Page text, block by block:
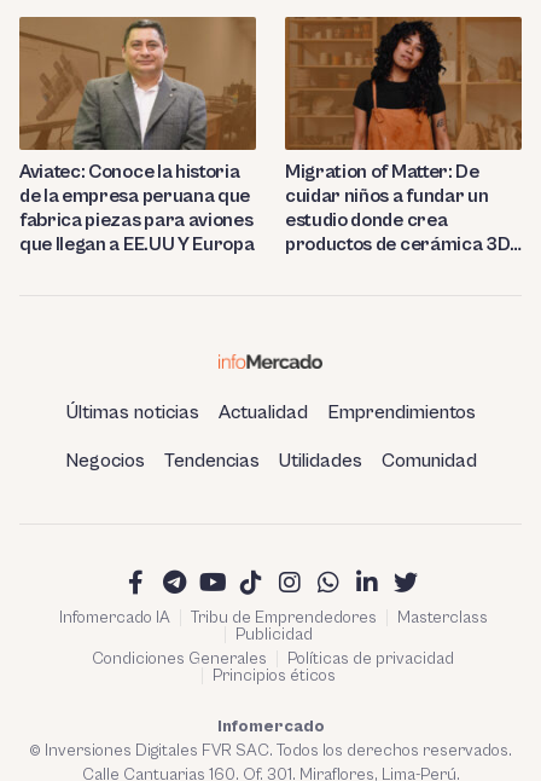
en Perú
Huancayo
Aviatec: Conoce la historia
de la empresa peruana que
fabrica piezas para aviones
que llegan a EE.UU Y Europa
Migration of Matter: De
cuidar niños a fundar un
estudio donde crea
productos de cerámica 3D
Últimas noticias Actualidad Emprendimientos
Negocios Tendencias Utilidades Comunidad
Infomercado IA Tribu de Emprendedores
Masterclass
Publicidad
Condiciones Generales
Políticas de privacidad
Principios éticos
Infomercado
© Inversiones Digitales FVR SAC. Todos los derechos reservados.
Calle Cantuarias 160. Of. 301. Miraflores, Lima-Perú.